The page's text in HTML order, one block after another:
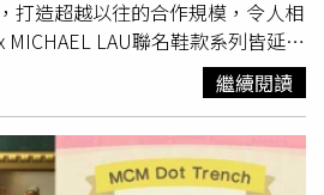
打造超越以往的合作規模，令人相
MICHAEL LAU聯名鞋款系列皆延續
PUMA Mirage Mox及PUMA Ralph
計方格紙作為靈感來源，搭配綠色
Ralph Sampson 70 Mid則以不
品感，並使用數位印花與撞色點
2K加入別具風格 的便利貼設計，鞋
繼續閱讀